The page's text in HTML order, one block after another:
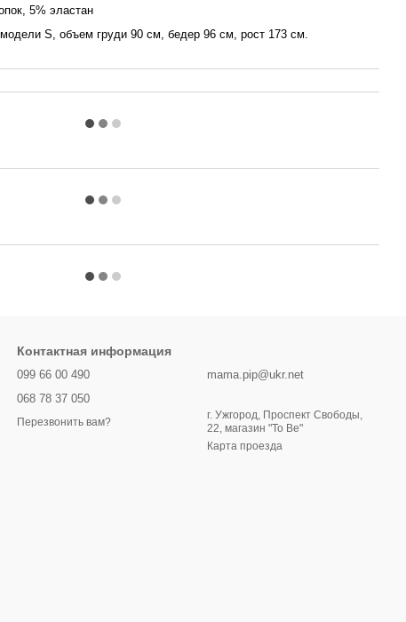
5% эластан
S, объем груди 90 см, бедер 96 см, рост 173 см.
Контактная информация
099 66 00 490
068 78 37 050
Перезвонить вам?
mama.pip@ukr.net
г. Ужгород, Проспект Свободы,
22, магазин "To Be"
Карта проезда